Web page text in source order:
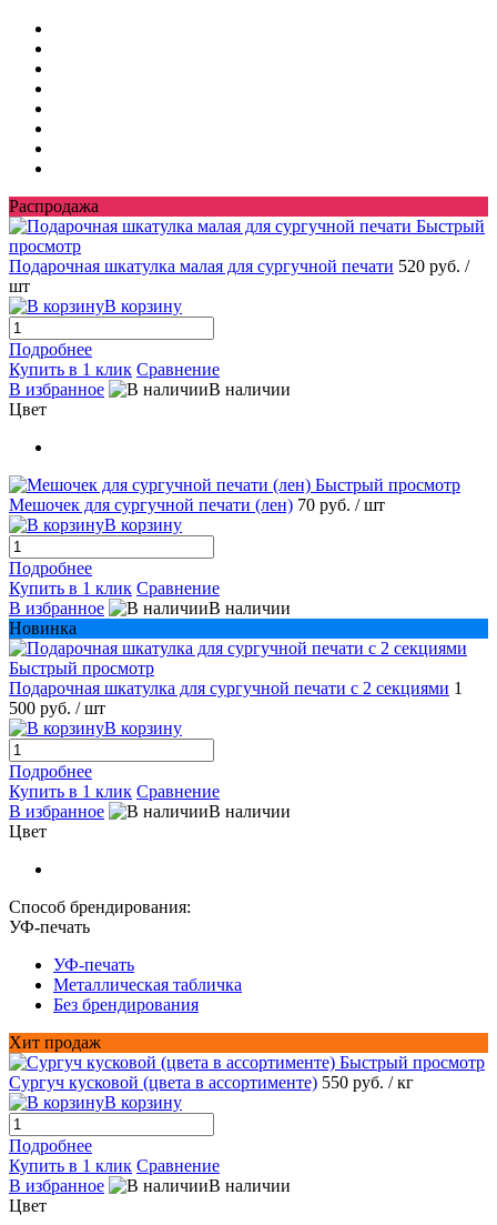
Распродажа
Быстрый
просмотр
Подарочная шкатулка малая для сургучной печати 520 руб. /
шт
В корзину
Подробнее
Купить в 1 клик Сравнение
В избранное
В наличии
Цвет
Быстрый просмотр
Мешочек для сургучной печати (лен) 70 руб. / шт
В корзину
Подробнее
Купить в 1 клик Сравнение
В избранное
В наличии
Новинка
Быстрый просмотр
Подарочная шкатулка для сургучной печати с 2 секциями 1
500 руб. / шт
В корзину
Подробнее
Купить в 1 клик Сравнение
В избранное
В наличии
Цвет
Способ брендирования:
УФ-печать
УФ-печать
Металлическая табличка
Без брендирования
Хит продаж
Быстрый просмотр
Сургуч кусковой (цвета в ассортименте) 550 руб. / кг
В корзину
Подробнее
Купить в 1 клик Сравнение
В избранное
В наличии
Цвет